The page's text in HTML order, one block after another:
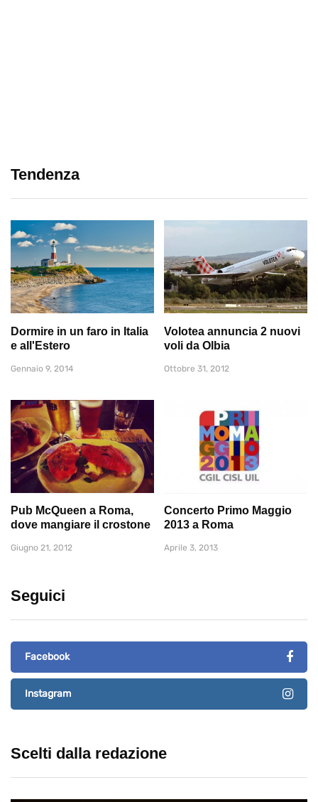
Tendenza
Dormire in un faro in Italia
e all'Estero
Gennaio 9, 2014
Volotea annuncia 2 nuovi
voli da Olbia
Ottobre 31, 2012
Pub McQueen a Roma,
dove mangiare il crostone
Giugno 21, 2012
Concerto Primo Maggio
2013 a Roma
Aprile 3, 2013
Seguici
Facebook
Instagram
Scelti dalla redazione